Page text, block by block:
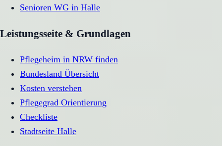
Senioren WG in Halle
Leistungsseite & Grundlagen
Pflegeheim in NRW finden
Bundesland Übersicht
Kosten verstehen
Pflegegrad Orientierung
Checkliste
Stadtseite Halle